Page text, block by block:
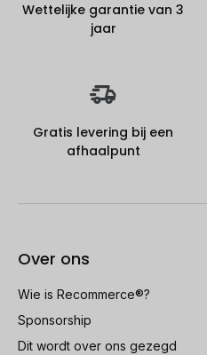
Wettelijke garantie van 3
jaar
Gratis levering bij een
afhaalpunt
Over ons
Wie is Recommerce®?
Sponsorship
Dit wordt over ons gezegd